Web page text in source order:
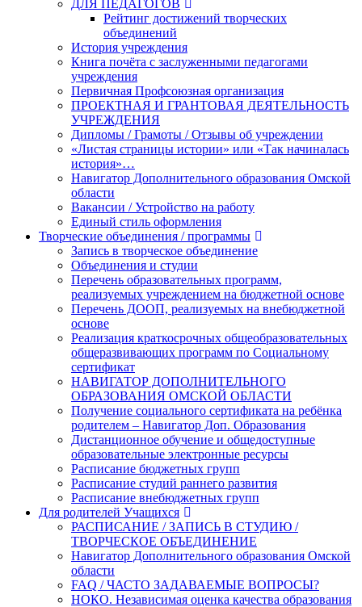
ДЛЯ ПЕДАГОГОВ
Рейтинг достижений творческих
объединений
История учреждения
Книга почёта с заслуженными педагогами
учреждения
Первичная Профсоюзная организация
ПРОЕКТНАЯ И ГРАНТОВАЯ ДЕЯТЕЛЬНОСТЬ
УЧРЕЖДЕНИЯ
Дипломы / Грамоты / Отзывы об учреждении
«Листая страницы истории» или «Так начиналась
история»…
Навигатор Дополнительного образования Омской
области
Вакансии / Устройство на работу
Единый стиль оформления
Творческие объединения / программы
Запись в творческое объединение
Объединения и студии
Перечень образовательных программ,
реализуемых учреждением на бюджетной основе
Перечень ДООП, реализуемых на внебюджетной
основе
Реализация краткосрочных общеобразовательных
общеразвивающих программ по Социальному
сертификат
НАВИГАТОР ДОПОЛНИТЕЛЬНОГО
ОБРАЗОВАНИЯ ОМСКОЙ ОБЛАСТИ
Получение социального сертификата на ребёнка
родителем – Навигатор Доп. Образования
Дистанционное обучение и общедоступные
образовательные электронные ресурсы
Расписание бюджетных групп
Расписание студий раннего развития
Расписание внебюджетных групп
Для родителей Учащихся
РАСПИСАНИЕ / ЗАПИСЬ В СТУДИЮ /
ТВОРЧЕСКОЕ ОБЪЕДИНЕНИЕ
Навигатор Дополнительного образования Омской
области
FAQ / ЧАСТО ЗАДАВАЕМЫЕ ВОПРОСЫ?
НОКО. Независимая оценка качества образования